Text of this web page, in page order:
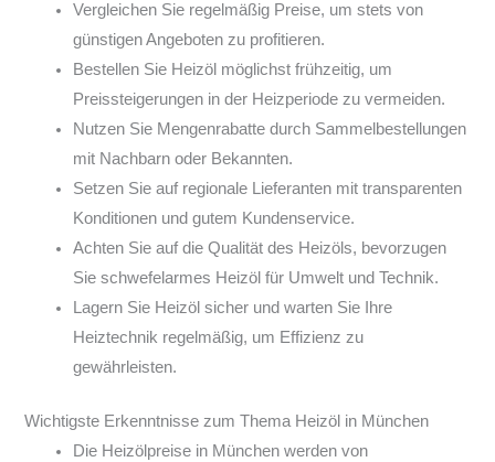
Vergleichen Sie regelmäßig Preise, um stets von
günstigen Angeboten zu profitieren.
Bestellen Sie Heizöl möglichst frühzeitig, um
Preissteigerungen in der Heizperiode zu vermeiden.
Nutzen Sie Mengenrabatte durch Sammelbestellungen
mit Nachbarn oder Bekannten.
Setzen Sie auf regionale Lieferanten mit transparenten
Konditionen und gutem Kundenservice.
Achten Sie auf die Qualität des Heizöls, bevorzugen
Sie schwefelarmes Heizöl für Umwelt und Technik.
Lagern Sie Heizöl sicher und warten Sie Ihre
Heiztechnik regelmäßig, um Effizienz zu
gewährleisten.
Wichtigste Erkenntnisse zum Thema Heizöl in München
Die Heizölpreise in München werden von